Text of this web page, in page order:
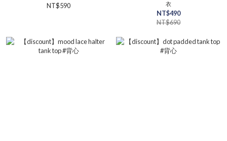
NT$590
衣
NT$490
NT$690